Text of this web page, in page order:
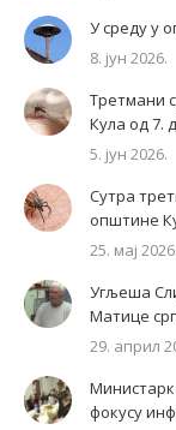
У среду у
8. јун 2026.
Третмани
Кула од 7.
5. јун 2026.
Сутра
општине
25. мај 2026.
Угљеша
Матице
29. април
фокусу